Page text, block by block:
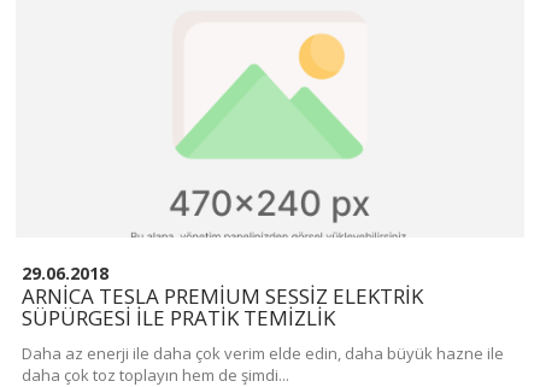
29.06.2018
ARNICA TESLA PREMIUM SESSIZ ELEKTRIK
SÜPÜRGESI ILE PRATIK TEMIZLIK
Daha az enerji ile daha çok verim elde edin, daha büyük hazne ile
daha çok toz toplayın hem de şimdi...